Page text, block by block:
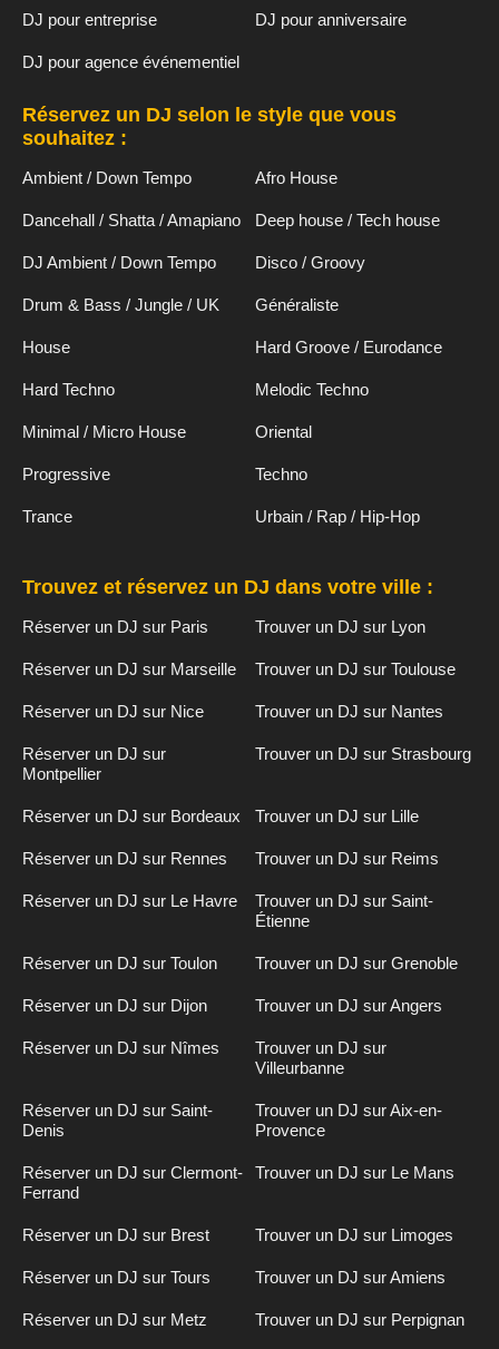
DJ pour entreprise DJ pour anniversaire
DJ pour agence événementiel
Réservez un DJ selon le style que vous
souhaitez :
Ambient / Down Tempo Afro House
Dancehall / Shatta / Amapiano Deep house / Tech house
DJ Ambient / Down Tempo Disco / Groovy
Drum & Bass / Jungle / UK Généraliste
House Hard Groove / Eurodance
Hard Techno Melodic Techno
Minimal / Micro House Oriental
Progressive Techno
Trance Urbain / Rap / Hip-Hop
Trouvez et réservez un DJ dans votre ville :
Réserver un DJ sur Paris Trouver un DJ sur Lyon
Réserver un DJ sur Marseille Trouver un DJ sur Toulouse
Réserver un DJ sur Nice Trouver un DJ sur Nantes
Réserver un DJ sur
Montpellier
Trouver un DJ sur Strasbourg
Réserver un DJ sur Bordeaux Trouver un DJ sur Lille
Réserver un DJ sur Rennes Trouver un DJ sur Reims
Réserver un DJ sur Le Havre
Trouver un DJ sur Saint-
Étienne
Réserver un DJ sur Toulon Trouver un DJ sur Grenoble
Réserver un DJ sur Dijon Trouver un DJ sur Angers
Réserver un DJ sur Nîmes
Trouver un DJ sur
Villeurbanne
Réserver un DJ sur Saint-
Denis
Trouver un DJ sur Aix-en-
Provence
Réserver un DJ sur Clermont-
Ferrand
Trouver un DJ sur Le Mans
Réserver un DJ sur Brest Trouver un DJ sur Limoges
Réserver un DJ sur Tours Trouver un DJ sur Amiens
Réserver un DJ sur Metz Trouver un DJ sur Perpignan